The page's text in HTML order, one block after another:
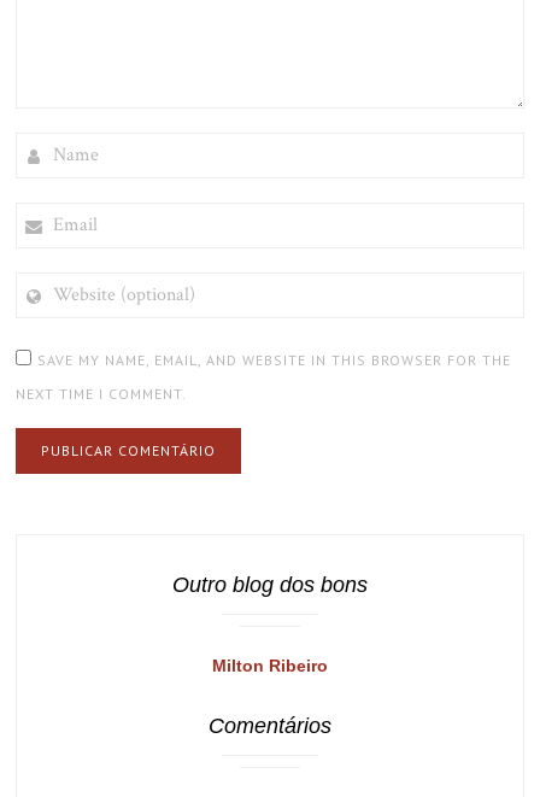
(OPTIONAL)
SAVE MY NAME, EMAIL, AND WEBSITE IN THIS BROWSER FOR THE
NEXT TIME I COMMENT.
Outro blog dos bons
Milton Ribeiro
Comentários